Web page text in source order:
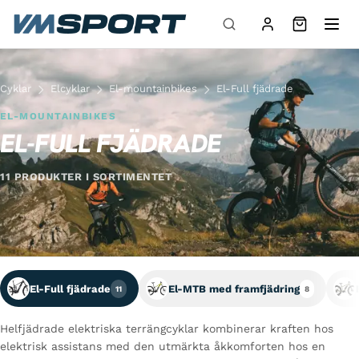
Hoppa till innehåll
Cyklar Elcyklar El-mountainbikes El-Full fjädrade
EL-MOUNTAINBIKES
EL-FULL FJÄDRADE
11 PRODUKTER I SORTIMENTET
El-Full fjädrade 11 El-MTB med framfjädring 8
Helfjädrade elektriska terrängcyklar kombinerar kraften hos
elektrisk assistans med den utmärkta åkkomforten hos en